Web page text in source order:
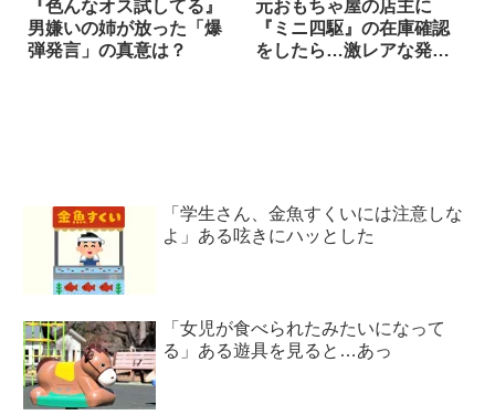
『色んなオス試してる』
男嫌いの姉が放った「爆
弾発言」の真意は？
元おもちゃ屋の店主に
『ミニ四駆』の在庫確認
をしたら…激レアな発
「学生さん、金魚すくいには注意しな
よ」ある呟きにハッとした
「女児が食べられたみたいになって
る」ある遊具を見ると…あっ